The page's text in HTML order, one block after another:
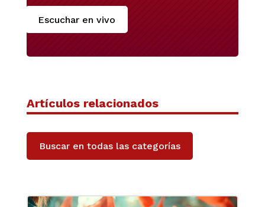
Escuchar en vivo
Artículos relacionados
Buscar en todas las categorías